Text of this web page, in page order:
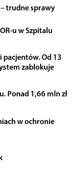
trudne sprawy
u w Szpitalu
pacjentów. Od 13
zablokuje
Ponad 1,66 mln zł
w ochronie